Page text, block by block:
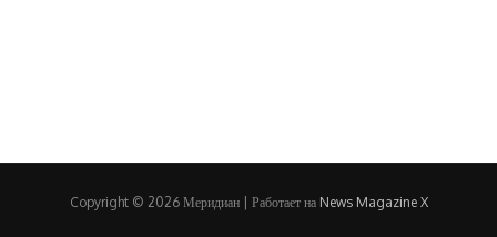
Copyright © 2026 Меридиан | Работает на News Magazine X